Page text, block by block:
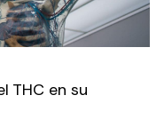
THC en su